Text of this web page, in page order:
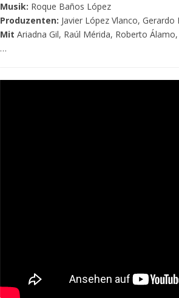
Musik: Roque Baños López
Produzenten: Javier López Vlanco, Gerardo
Mit Ariadna Gil, Raúl Mérida, Roberto
…